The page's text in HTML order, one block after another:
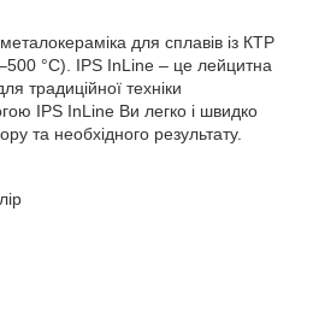
для сплавів із КТР
°C). IPS InLine – це лейцитна
традиційної техніки
IPS InLine Ви легко і швидко
та необхідного результату.